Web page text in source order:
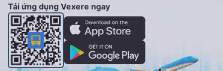
Tải ứng dụng Vexere ngay